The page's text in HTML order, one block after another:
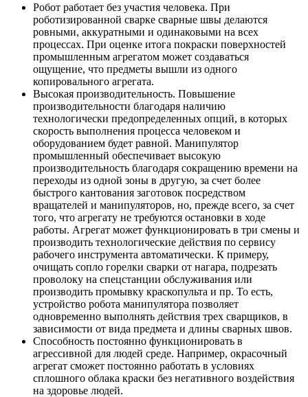
Робот работает без участия человека. При
роботизированной сварке сварные швы делаются
ровными, аккуратными и одинаковыми на всех
процессах. При оценке итога покраски поверхностей
промышленным агрегатом может создаваться
ощущение, что предметы вышли из одного
копировального агрегата.
Высокая производительность. Повышение
производительности благодаря наличию
технологически предопределенных опций, в которых
скорость выполнения процесса человеком и
оборудованием будет равной. Манипулятор
промышленный обеспечивает высокую
производительность благодаря сокращению времени на
переходы из одной зоны в другую, за счет более
быстрого кантования заготовок посредством
вращателей и манипуляторов, но, прежде всего, за счет
того, что агрегату не требуются остановки в ходе
работы. Агрегат может функционировать в три смены и
производить технологические действия по сервису
рабочего инструмента автоматически. К примеру,
очищать сопло горелки сварки от нагара, подрезать
проволоку на спецстанции обслуживания или
производить промывку краскопульта и пр. То есть,
устройство робота манипулятора позволяет
одновременно выполнять действия трех сварщиков, в
зависимости от вида предмета и длины сварных швов.
Способность постоянно функционировать в
агрессивной для людей среде. Например, окрасочный
агрегат сможет постоянно работать в условиях
сплошного облака краски без негативного воздействия
на здоровье людей.